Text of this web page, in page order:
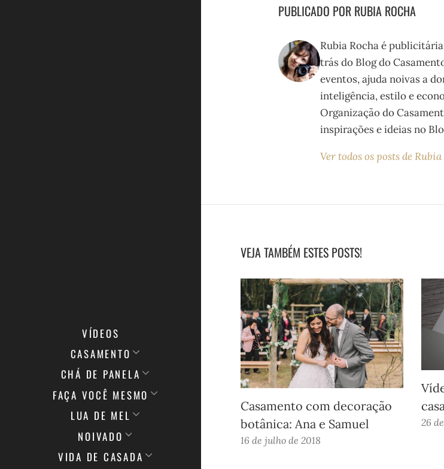
VÍDEOS
CASAMENTO
CHÁ DE PANELA
FAÇA VOCÊ MESMO
LUA DE MEL
NOIVADO
VIDA DE CASADA
PUBLICADO POR RUBIA ROCHA
Rubia Rocha é
trás do Blog do
eventos, ajuda noivas a
inteligência, estilo e
Organização do
inspirações e ideias no
Ver todos os posts de
VEJA TAMBÉM ESTES POSTS!
Casamento com decoração
botânica: Ana e Samuel
16 de julho de 2018
26